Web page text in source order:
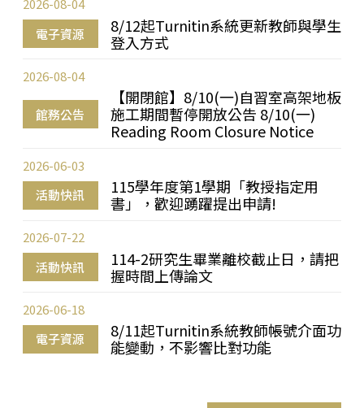
電子資源
8/12起Turnitin系統更新教師與學生
登入方式
2026-08-04
館務公告
【開閉館】8/10(一)自習室高架地板
施工期間暫停開放公告 8/10(一)
Reading Room Closure Notice
2026-08-04
活動快訊
115學年度第1學期「教授指定用
書」，歡迎踴躍提出申請!
2026-06-03
活動快訊
114-2研究生畢業離校截止日，請把
握時間上傳論文
2026-07-22
電子資源
8/11起Turnitin系統教師帳號介面功
能變動，不影響比對功能
2026-06-18